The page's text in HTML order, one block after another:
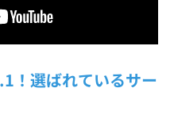
！選ばれているサー